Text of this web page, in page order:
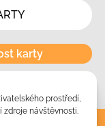
prostředí,
zdroje návštěvnosti.
karty